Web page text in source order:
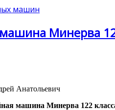
машин
Минерва
Анатольевич
машина Минерва 122